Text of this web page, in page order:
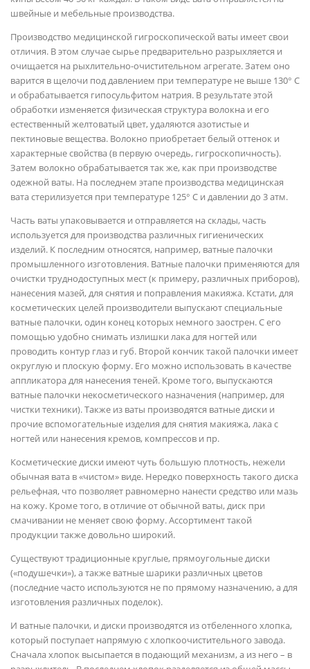
швейные и мебельные производства.
Производство медицинской гигроскопической ваты имеет свои
отличия. В этом случае сырье предварительно разрыхляется и
очищается на рыхлительно-очистительном агрегате. Затем оно
варится в щелочи под давлением при температуре не выше 130° С
и обрабатывается гипосульфитом натрия. В результате этой
обработки изменяется физическая структура волокна и его
естественный желтоватый цвет, удаляются азотистые и
пектиновые вещества. Волокно приобретает белый оттенок и
характерные свойства (в первую очередь, гигроскопичность).
Затем волокно обрабатывается так же, как при производстве
одежной ваты. На последнем этапе производства медицинская
вата стерилизуется при температуре 125° С и давлении до 3 атм.
Часть ваты упаковывается и отправляется на склады, часть
используется для производства различных гигиенических
изделий. К последним относятся, например, ватные палочки
промышленного изготовления. Ватные палочки применяются для
очистки труднодоступных мест (к примеру, различных приборов),
нанесения мазей, для снятия и поправления макияжа. Кстати, для
косметических целей производители выпускают специальные
ватные палочки, один конец которых немного заострен. С его
помощью удобно снимать излишки лака для ногтей или
проводить контур глаз и губ. Второй кончик такой палочки имеет
округлую и плоскую форму. Его можно использовать в качестве
аппликатора для нанесения теней. Кроме того, выпускаются
ватные палочки некосметического назначения (например, для
чистки техники). Также из ваты производятся ватные диски и
прочие вспомогательные изделия для снятия макияжа, лака с
ногтей или нанесения кремов, компрессов и пр.
Косметические диски имеют чуть большую плотность, нежели
обычная вата в «чистом» виде. Нередко поверхность такого диска
рельефная, что позволяет равномерно нанести средство или мазь
на кожу. Кроме того, в отличие от обычной ваты, диск при
смачивании не меняет свою форму. Ассортимент такой
продукции также довольно широкий.
Существуют традиционные круглые, прямоугольные диски
(«подушечки»), а также ватные шарики различных цветов
(последние часто используются не по прямому назначению, а для
изготовления различных поделок).
И ватные палочки, и диски производятся из отбеленного хлопка,
который поступает напрямую с хлопкоочистительного завода.
Сначала хлопок высыпается в подающий механизм, а из него – в